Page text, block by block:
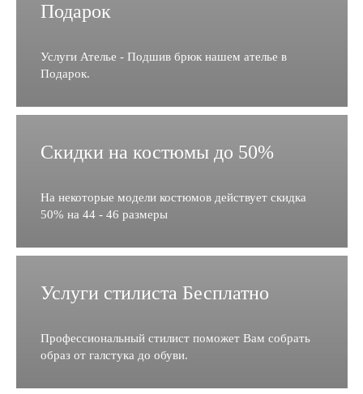
Подарок
Услуги Ателье - Подшив брюк нашем ателье в
Подарок.
Скидки на костюмы до 50%
На некоторые модели костюмов действует скидка
50% на 44 - 46 размеры
Услуги стилиста Бесплатно
Профессиональный стилист поможет Вам собрать
образ от галстука до обуви.